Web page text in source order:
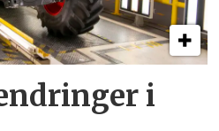
i